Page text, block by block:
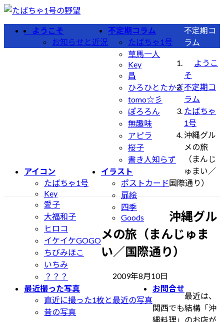
コ
ン
ン
ナ
ビ
ー
ようこそ
お知らせと近況
不定期コラム
たばちゃ1号
草馬一人
Key
昌
ひろひとたかぎ
tomo☆彡
ぽろろん
無趣味
アピラ
桜子
書き人知らず
アイコン
たばちゃ1号
Key
愛子
大福和子
ヒロコ
イケイケGOGO
ちびみほこ
いちみ
？？？
イラスト
ポストカード
扉絵
四季
Goods
最近撮った写真
直近に撮った1枚と最近の写真
昔の写真
お問合せ
不定期コ
ラム
ようこ
そ
不定期コ
ラム
たばちゃ
1号
沖縄グル
メの旅
（まんじ
ゅまい／
国際通り）
沖縄グル
メの旅（まんじゅま
い／国際通り）
2009年8月10日
終
更
新
最近は、
関西でも結構「沖
縄料理」のお店が